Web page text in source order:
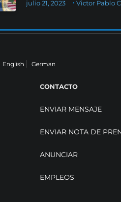
Victor Pablo
julio 21, 2023
English German
CONTACTO
ENVIAR MENSAJE
ENVIAR NOTA DE
ANUNCIAR
EMPLEOS